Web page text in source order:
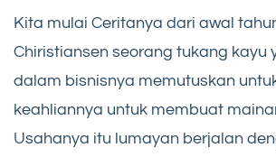
Kita mulai Ceritanya dari awal
Chiristiansen seorang tukang kayu
dalam bisnisnya memutuskan
keahliannya untuk membuat
Usahanya itu lumayan berjalan